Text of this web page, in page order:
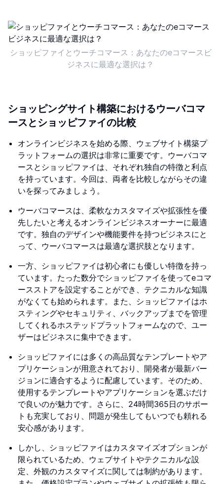
ショッピファイとウーチコマース：あなたのeコマースビ
ジネスに最適な選択は？
ショッピングサイト構築におけるウーバコマ
ースとショッピファイの比較
オンラインビジネスを始める際、ウェブサイト構築プ
ラットフォームの選択は非常に重要です。ウーバコマ
ースとショッピファイは、それぞれ独自の特徴と利点
を持っています。今回は、両者を比較しながらその違
いを探ってみましょう。
ウーバコマースは、柔軟なカスタマイズや拡張性を優
先したいと考えるオンラインビジネスオーナーに最適
です。独自のデザインや機能要件を持つビジネスにと
って、ウーバコマースは最適な選択肢となります。
一方、ショッピファイは初心者にも優しい特徴を持っ
ています。たった数分でショッピファイを使ってeコマ
ースストアを設定することができ、テクニカルな知識
がなくても始められます。また、ショッピファイはホ
スティングやセキュリティ、バックアップまでを管理
してくれるホステッドプラットフォームなので、ユー
ザーはビジネスに集中できます。
ショッピファイには多くの高品質なテンプレートやア
プリケーションが用意されており、開発者が最新バー
ジョンに適合するように配慮しています。そのため、
使用するテンプレートやアプリケーションを選ぶだけ
で良いのが魅力です。さらに、24時間365日のサポー
トも充実しており、問題が発生してもいつでも頼れる
安心感があります。
しかし、ショッピファイはカスタマイズオプションが
限られているため、ウェブサイトやテクニカルな設
定、外観のカスタマイズに関しては制約があります。